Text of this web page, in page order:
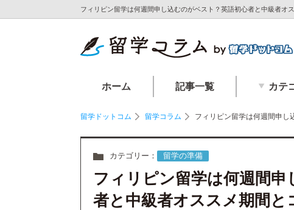
フィリピン留学は何週間申し込むのがベスト？英語初心者と中級者オ
ホーム 記事一覧 カテ
留学ドットコム 留学コラム フィリピン留学は何週間申し
カテゴリー： 留学の準備
フィリピン留学は何週間
者と中級者オススメ期間と